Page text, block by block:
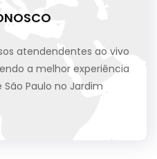
atendendentes ao vivo
a melhor experiência
Paulo no Jardim